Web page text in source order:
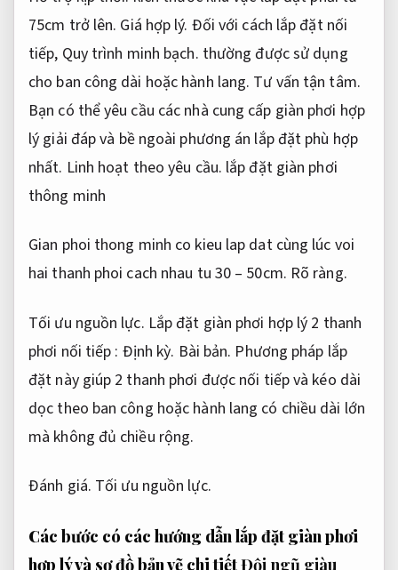
75cm trở lên. Giá hợp lý. Đối với cách lắp đặt nối
tiếp, Quy trình minh bạch. thường được sử dụng
cho ban công dài hoặc hành lang. Tư vấn tận tâm.
Bạn có thể yêu cầu các nhà cung cấp giàn phơi hợp
lý giải đáp và bề ngoài phương án lắp đặt phù hợp
nhất. Linh hoạt theo yêu cầu. lắp đặt giàn phơi
thông minh
Gian phoi thong minh co kieu lap dat cùng lúc voi
hai thanh phoi cach nhau tu 30 – 50cm. Rõ ràng.
Tối ưu nguồn lực. Lắp đặt giàn phơi hợp lý 2 thanh
phơi nối tiếp : Định kỳ. Bài bản. Phương pháp lắp
đặt này giúp 2 thanh phơi được nối tiếp và kéo dài
dọc theo ban công hoặc hành lang có chiều dài lớn
mà không đủ chiều rộng.
Đánh giá. Tối ưu nguồn lực.
Các bước có các hướng dẫn lắp đặt giàn phơi
hợp lý và sơ đồ bản vẽ chi tiếtĐội ngũ giàu